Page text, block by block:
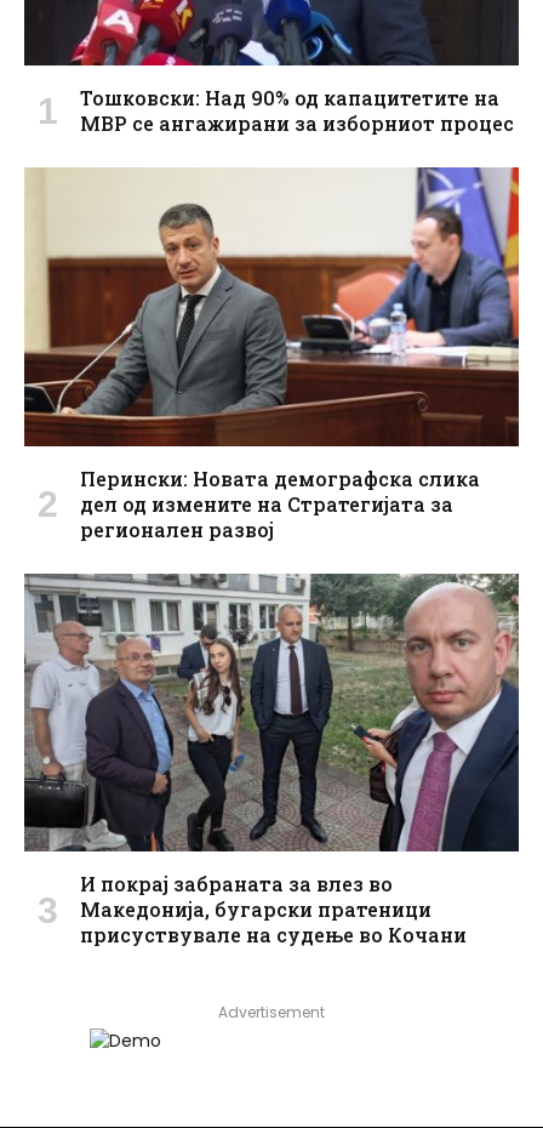
Тошковски: Над 90% од капацитетите на
МВР се ангажирани за изборниот процес
Перински: Новата демографска слика
дел од измените на Стратегијата за
регионален развој
И покрај забраната за влез во
Македонија, бугарски пратеници
присуствувале на судење во Кочани
Advertisement